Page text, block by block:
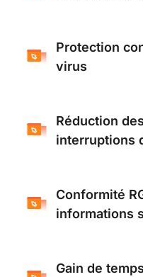
Protection
virus
Réduction
interruptions
Conformité
informations
Gain de